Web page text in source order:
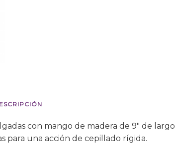
con mango de madera de 9″ de largo
para una acción de cepillado rígida.